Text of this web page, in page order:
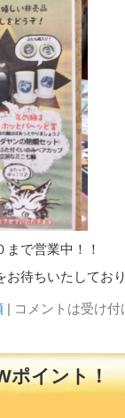
で営業中！！
お待ちいたしてお
| コメントは受け
ポイント